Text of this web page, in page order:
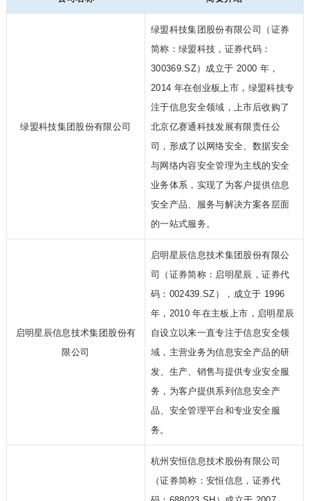
绿盟科技集团股份有限公司
绿盟科技集团股份有限公司（证券
简称：绿盟科技，证券代码：
300369.SZ）成立于 2000 年，
2014 年在创业板上市，绿盟科技专
注于信息安全领域，上市后收购了
北京亿赛通科技发展有限责任公
司，形成了以网络安全、数据安全
与网络内容安全管理为主线的安全
业务体系，实现了为客户提供信息
安全产品、服务与解决方案各层面
的一站式服务。
启明星辰信息技术集团股份有
限公司
启明星辰信息技术集团股份有限公
司（证券简称：启明星辰，证券代
码：002439.SZ），成立于 1996
年，2010 年在主板上市，启明星辰
自设立以来一直专注于信息安全领
域，主营业务为信息安全产品的研
发、生产、销售与提供专业安全服
务，为客户提供系列信息安全产
品、安全管理平台和专业安全服
务。
杭州安恒信息技术股份有限公司
（证券简称：安恒信息，证券代